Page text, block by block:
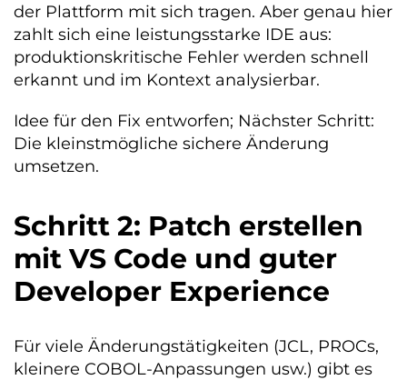
der Plattform mit sich tragen. Aber genau hier
zahlt sich eine leistungsstarke IDE aus:
produktionskritische Fehler werden schnell
erkannt und im Kontext analysierbar.
Idee für den Fix entworfen; Nächster Schritt:
Die kleinstmögliche sichere Änderung
umsetzen.
Schritt 2: Patch erstellen
mit VS Code und guter
Developer Experience
Für viele Änderungstätigkeiten (JCL, PROCs,
kleinere COBOL-Anpassungen usw.) gibt es